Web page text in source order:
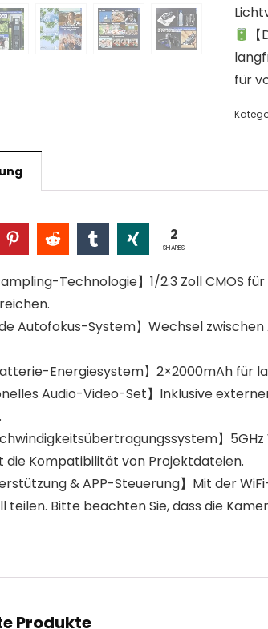
für
2
SHARES
Technologie】1/2.3 Zoll CMOS
Autofokus-System】Wechsel
Energiesystem】2×2000mAh für
Audio-Video-Set】Inklusive
】
die Kompatibilität von Projektdateien.
& APP-Steuerung】Mit der
teilen. Bitte beachten Sie, dass die
Produkte